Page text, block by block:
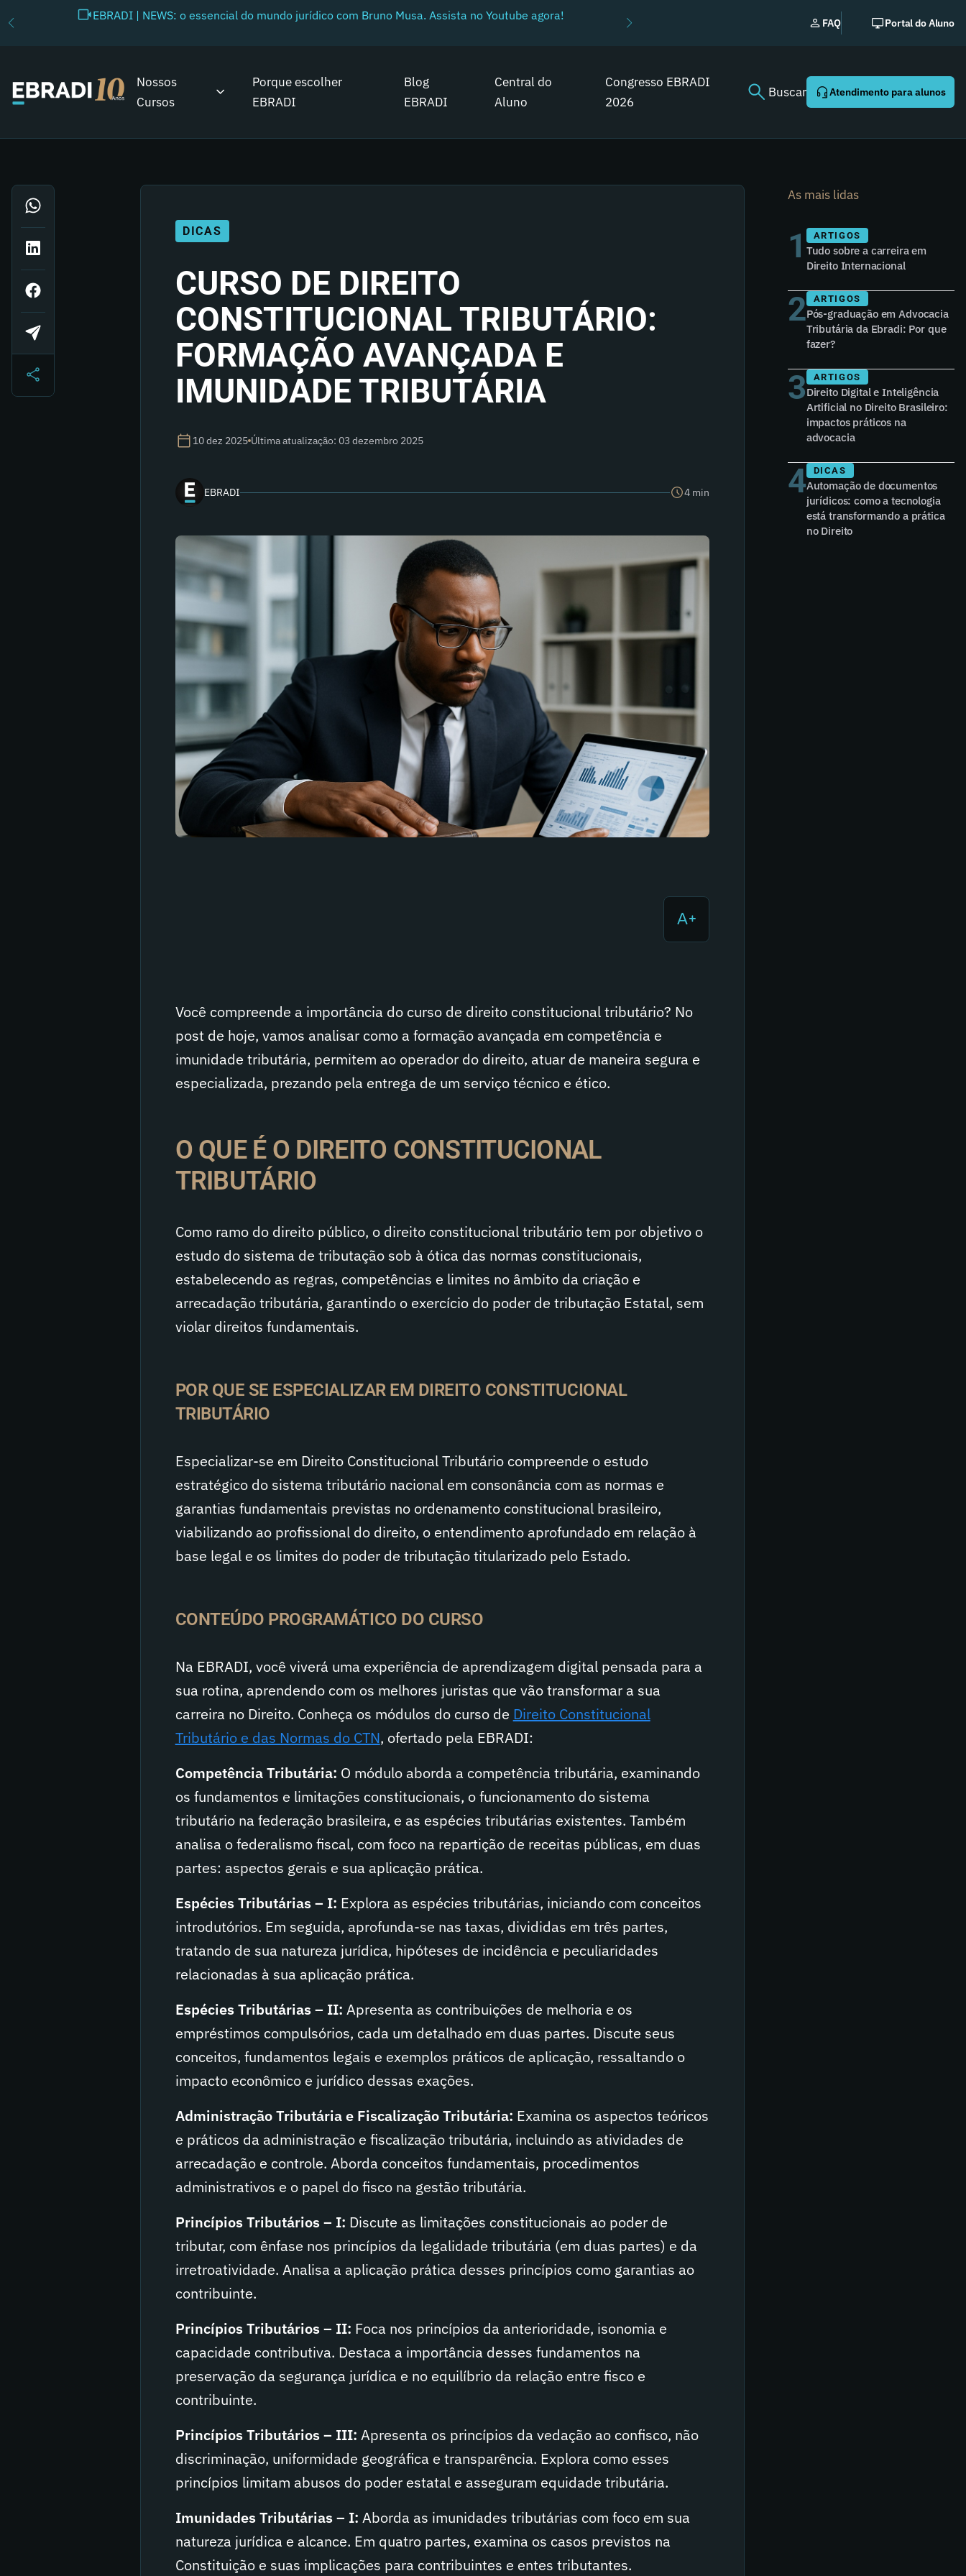
EBRADI | NEWS: o essencial do mundo jurídico com Bruno Musa. Assista no Youtube agora!
FAQ Portal do Aluno
Nossos
Cursos
Porque escolher
EBRADI
Blog
EBRADI
Central do
Aluno
Congresso EBRADI
2026
Buscar Atendimento para alunos
DICAS
CURSO DE DIREITO
CONSTITUCIONAL TRIBUTÁRIO:
FORMAÇÃO AVANÇADA E
IMUNIDADE TRIBUTÁRIA
10 dez 2025 Última atualização: 03 dezembro 2025
EBRADI 4 min
Você compreende a importância do curso de direito constitucional tributário? No
post de hoje, vamos analisar como a formação avançada em competência e
imunidade tributária, permitem ao operador do direito, atuar de maneira segura e
especializada, prezando pela entrega de um serviço técnico e ético.
O QUE É O DIREITO CONSTITUCIONAL
TRIBUTÁRIO
Como ramo do direito público, o direito constitucional tributário tem por objetivo o
estudo do sistema de tributação sob à ótica das normas constitucionais,
estabelecendo as regras, competências e limites no âmbito da criação e
arrecadação tributária, garantindo o exercício do poder de tributação Estatal, sem
violar direitos fundamentais.
POR QUE SE ESPECIALIZAR EM DIREITO CONSTITUCIONAL
TRIBUTÁRIO
Especializar-se em Direito Constitucional Tributário compreende o estudo
estratégico do sistema tributário nacional em consonância com as normas e
garantias fundamentais previstas no ordenamento constitucional brasileiro,
viabilizando ao profissional do direito, o entendimento aprofundado em relação à
base legal e os limites do poder de tributação titularizado pelo Estado.
CONTEÚDO PROGRAMÁTICO DO CURSO
Na EBRADI, você viverá uma experiência de aprendizagem digital pensada para a
sua rotina, aprendendo com os melhores juristas que vão transformar a sua
carreira no Direito. Conheça os módulos do curso de Direito Constitucional
Tributário e das Normas do CTN, ofertado pela EBRADI:
Competência Tributária: O módulo aborda a competência tributária, examinando
os fundamentos e limitações constitucionais, o funcionamento do sistema
tributário na federação brasileira, e as espécies tributárias existentes. Também
analisa o federalismo fiscal, com foco na repartição de receitas públicas, em duas
partes: aspectos gerais e sua aplicação prática.
Espécies Tributárias – I: Explora as espécies tributárias, iniciando com conceitos
introdutórios. Em seguida, aprofunda-se nas taxas, divididas em três partes,
tratando de sua natureza jurídica, hipóteses de incidência e peculiaridades
relacionadas à sua aplicação prática.
Espécies Tributárias – II: Apresenta as contribuições de melhoria e os
empréstimos compulsórios, cada um detalhado em duas partes. Discute seus
conceitos, fundamentos legais e exemplos práticos de aplicação, ressaltando o
impacto econômico e jurídico dessas exações.
Administração Tributária e Fiscalização Tributária: Examina os aspectos teóricos
e práticos da administração e fiscalização tributária, incluindo as atividades de
arrecadação e controle. Aborda conceitos fundamentais, procedimentos
administrativos e o papel do fisco na gestão tributária.
Princípios Tributários – I: Discute as limitações constitucionais ao poder de
tributar, com ênfase nos princípios da legalidade tributária (em duas partes) e da
irretroatividade. Analisa a aplicação prática desses princípios como garantias ao
contribuinte.
Princípios Tributários – II: Foca nos princípios da anterioridade, isonomia e
capacidade contributiva. Destaca a importância desses fundamentos na
preservação da segurança jurídica e no equilíbrio da relação entre fisco e
contribuinte.
Princípios Tributários – III: Apresenta os princípios da vedação ao confisco, não
discriminação, uniformidade geográfica e transparência. Explora como esses
princípios limitam abusos do poder estatal e asseguram equidade tributária.
Imunidades Tributárias – I: Aborda as imunidades tributárias com foco em sua
natureza jurídica e alcance. Em quatro partes, examina os casos previstos na
Constituição e suas implicações para contribuintes e entes tributantes.
As mais lidas
1 ARTIGOS
Tudo sobre a carreira em
Direito Internacional
2 ARTIGOS
Pós-graduação em Advocacia
Tributária da Ebradi: Por que
fazer?
3 ARTIGOS
Direito Digital e Inteligência
Artificial no Direito Brasileiro:
impactos práticos na
advocacia
4 DICAS
Automação de documentos
jurídicos: como a tecnologia
está transformando a prática
no Direito